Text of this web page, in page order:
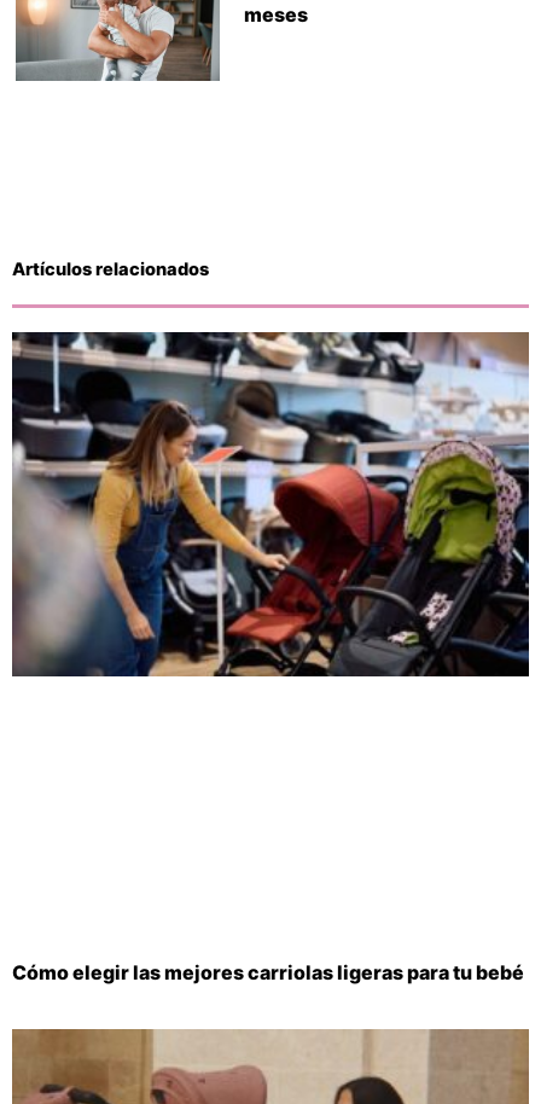
meses
Artículos relacionados
Cómo elegir las mejores carriolas ligeras para tu bebé